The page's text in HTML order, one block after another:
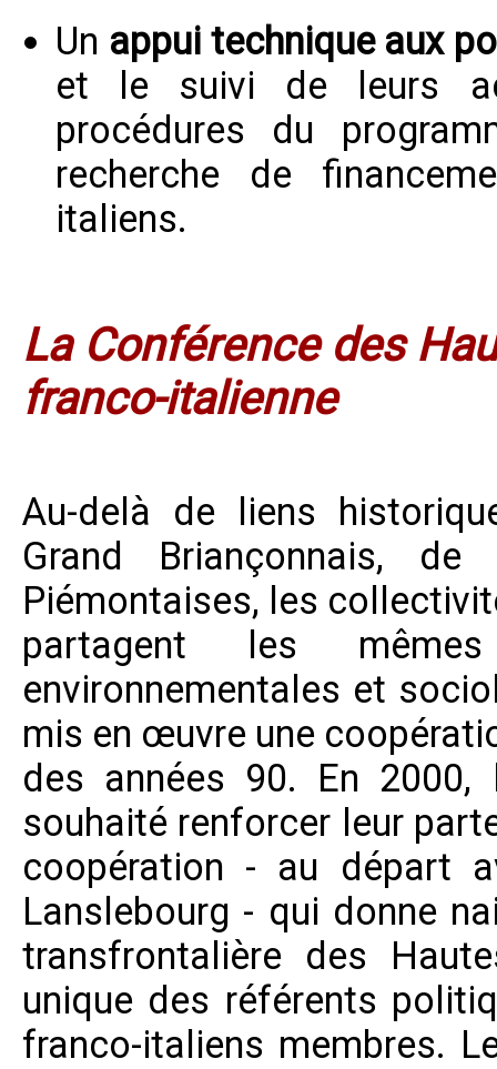
Un appui technique aux
et le suivi de leurs
procédures du
recherche de
italiens.
La Conférence des
franco-italienne
Au-delà de liens
Grand Briançonnais,
Piémontaises, les
partagent les mêmes
environnementales et
mis en œuvre une
des années 90. En
souhaité renforcer leur
coopération - au départ
Lanslebourg - qui donne
transfrontalière des
unique des référents
franco-italiens membres.